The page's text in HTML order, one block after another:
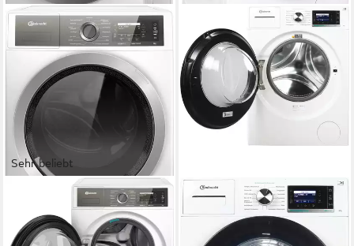
Sehr beliebt
Waschmaschine B7X 89E
SILENCE DE
BAUKNECHT
Waschmaschine B6R 88E
SILENCE DE